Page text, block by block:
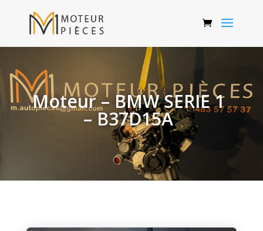
Moteur – BMW SERIE 1
– B37D15A